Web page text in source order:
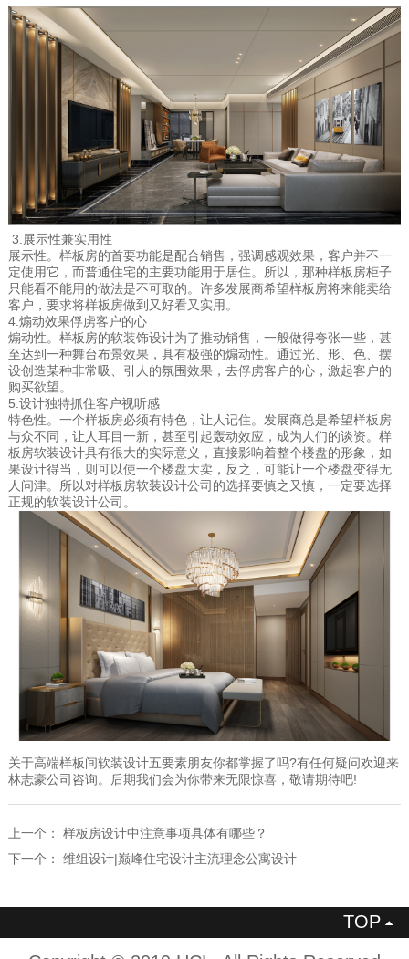
3.展示性兼实用性
展示性。样板房的首要功能是配合销售，强调感观效果，客户并不一
定使用它，而普通住宅的主要功能用于居住。所以，那种样板房柜子
只能看不能用的做法是不可取的。许多发展商希望样板房将来能卖给
客户，要求将样板房做到又好看又实用。
4.煽动效果俘虏客户的心
煽动性。样板房的软装饰设计为了推动销售，一般做得夸张一些，甚
至达到一种舞台布景效果，具有极强的煽动性。通过光、形、色、摆
设创造某种非常吸、引人的氛围效果，去俘虏客户的心，激起客户的
购买欲望。
5.设计独特抓住客户视听感
特色性。一个样板房必须有特色，让人记住。发展商总是希望样板房
与众不同，让人耳目一新，甚至引起轰动效应，成为人们的谈资。样
板房软装设计具有很大的实际意义，直接影响着整个楼盘的形象，如
果设计得当，则可以使一个楼盘大卖，反之，可能让一个楼盘变得无
人问津。所以对样板房软装设计公司的选择要慎之又慎，一定要选择
正规的软装设计公司。
关于高端样板间软装设计五要素朋友你都掌握了吗?有任何疑问欢迎来
林志豪公司咨询。后期我们会为你带来无限惊喜，敬请期待吧!
上一个： 样板房设计中注意事项具体有哪些？
下一个： 维组设计|巅峰住宅设计主流理念公寓设计
TOP